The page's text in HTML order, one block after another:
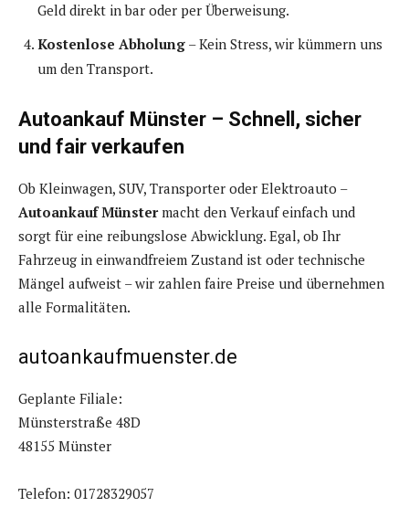
Geld direkt in bar oder per Überweisung.
Kostenlose Abholung – Kein Stress, wir kümmern uns
um den Transport.
Autoankauf Münster – Schnell, sicher
und fair verkaufen
Ob Kleinwagen, SUV, Transporter oder Elektroauto –
Autoankauf Münstermacht den Verkauf einfach und
sorgt für eine reibungslose Abwicklung. Egal, ob Ihr
Fahrzeug in einwandfreiem Zustand ist oder technische
Mängel aufweist – wir zahlen faire Preise und übernehmen
alle Formalitäten.
autoankaufmuenster.de
Geplante Filiale:
Münsterstraße 48D
48155 Münster
Telefon: 01728329057